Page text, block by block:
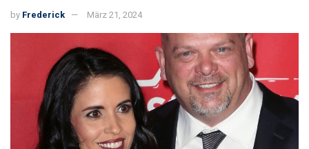
by Frederick März 21, 2024